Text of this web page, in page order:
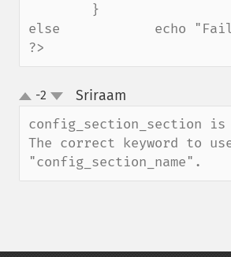
else            echo
?>
up
down
-2 Sriraam
config_section_section
The correct keyword to
"config_section_name".